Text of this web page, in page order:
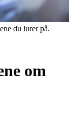
du lurer på.
om